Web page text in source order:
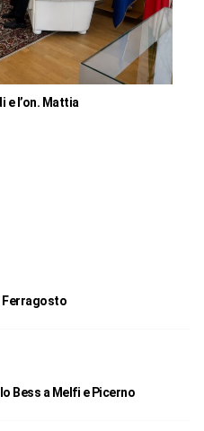
e l’on. Mattia
Ferragosto
Bess a Melfi e Picerno